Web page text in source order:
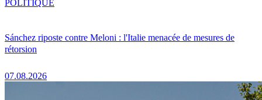
Sánchez riposte contre Meloni : l'Italie menacée de mesures de
rétorsion
07.08.2026
POLITIQUE